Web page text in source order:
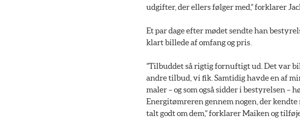
udgifter, der ellers følger med,” forklarer
Et par dage efter mødet sendte han
klart billede af omfang og pris.
”Tilbuddet så rigtig fornuftigt ud. Det var
andre tilbud, vi fik. Samtidig havde en af
maler – og som også sidder i bestyrelsen –
Energitømreren gennem nogen, der kendte
talt godt om dem,” forklarer Maiken og